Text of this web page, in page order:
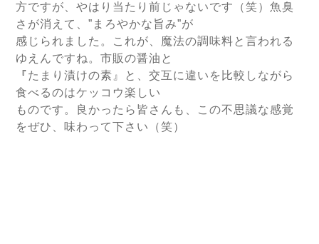
方ですが、やはり当たり前じゃないです（笑）魚臭
さが消えて、 ”まろやかな旨み”が
感じられました。これが、魔法の調味料と言われる
ゆえんですね。市販の醤油と
『たまり漬けの素 』と、交互に違いを比較しながら
食べるのはケッコウ楽しい
ものです。良かったら皆さんも、この不思議な感覚
をぜひ、味わって下さい（笑）